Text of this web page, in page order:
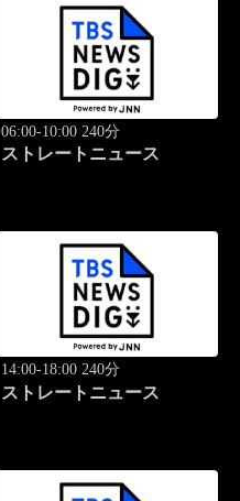
06:00-10:00 240分
ストレートニュース
14:00-18:00 240分
ストレートニュース